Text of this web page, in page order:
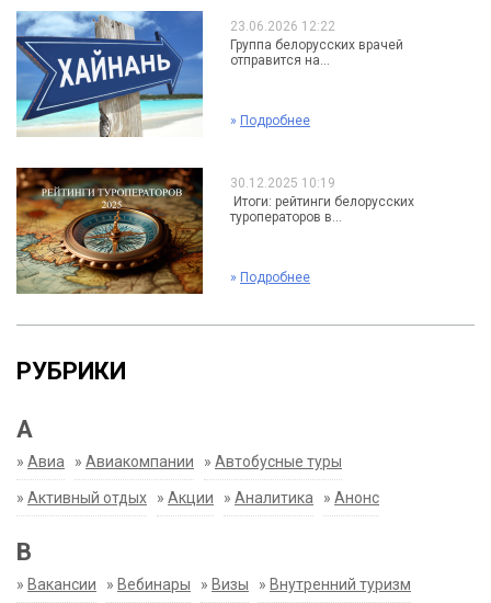
23.06.2026 12:22
Группа белорусских врачей
отправится на...
» Подробнее
30.12.2025 10:19
Итоги: рейтинги белорусских
туроператоров в...
» Подробнее
РУБРИКИ
А
» Авиа » Авиакомпании » Автобусные туры
» Активный отдых » Акции » Аналитика » Анонс
В
» Вакансии » Вебинары » Визы » Внутренний туризм